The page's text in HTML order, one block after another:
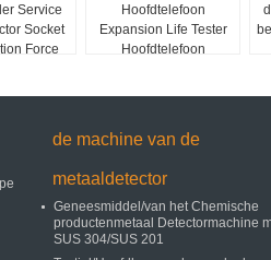
Service
Socket
Force
Hoofdtelefoon
Expansion Life Tester
Hoofdtelefoon
de machine van de
metaaldetector
Geneesmiddel/van het Chemische
productenmetaal Detectormachine
SUS 304/SUS 201